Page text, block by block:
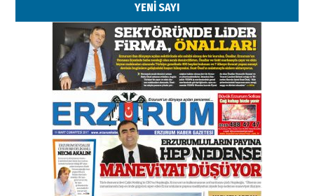
YENİ SAYI
Kenan GÜLERCİ
Murat Şahsuvaroğlu ERKON’da
çıtayı yukarı taşırken,
yönetimdekiler aşağı
çekmemeli!
17 Şubat 2026 SalıOrhan BOZKURT
Bir fotoğraf, bir şehir, bir
gazeteci… Dizginler kimin
elinde?
31 Mart 2026 Salı
A. Berhan Yılmaz
BİR BÖLÜM DEĞİL, BİR ÖMÜR
SEÇİYORSUNUZ… “NEDEN
ATATÜRK ÜNİVERSİTESİ?”